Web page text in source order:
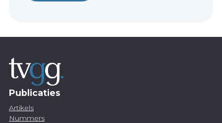
Publicaties
Artikels
Nummers